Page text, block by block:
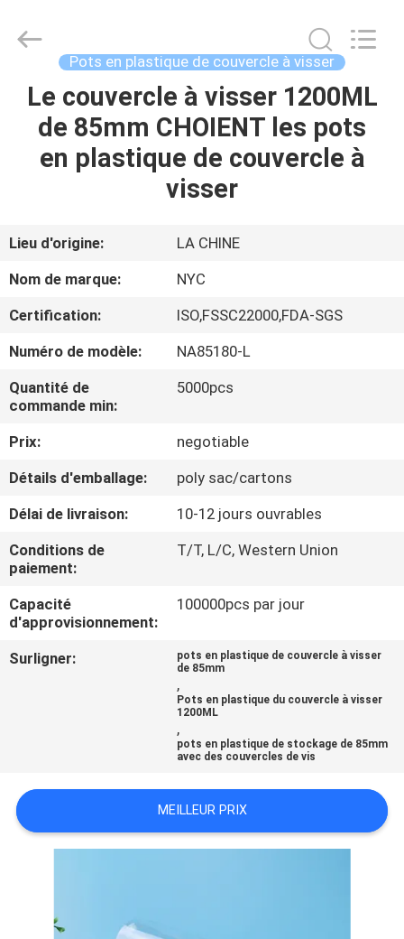
MAISON
PRODUITS
SUJET
DE
NOUS
VISITE
D'USINE
CONTRÔLE
DE
QUALITÉ
CONTACTEZ-
NOUS
NOUVELLES
DU
SITE
POLICY
Packaging
Products
Developed
Pots en plastique de couvercle à visser
Le couvercle à visser 1200ML
de 85mm CHOIENT les pots
en plastique de couvercle à
visser
Lieu d'origine:
LA CHINE
Nom de marque:
NYC
Certification:
ISO,FSSC22000,FDA-SGS
Numéro de modèle:
NA85180-L
Quantité de
commande min:
5000pcs
Prix:
negotiable
Détails d'emballage:
poly sac/cartons
Délai de livraison:
10-12 jours ouvrables
Conditions de
paiement:
T/T, L/C, Western Union
Capacité
d'approvisionnement:
100000pcs par jour
Surligner:
pots en plastique de couvercle à visser
de 85mm
,
Pots en plastique du couvercle à visser
1200ML
,
pots en plastique de stockage de 85mm
avec des couvercles de vis
MEILLEUR PRIX